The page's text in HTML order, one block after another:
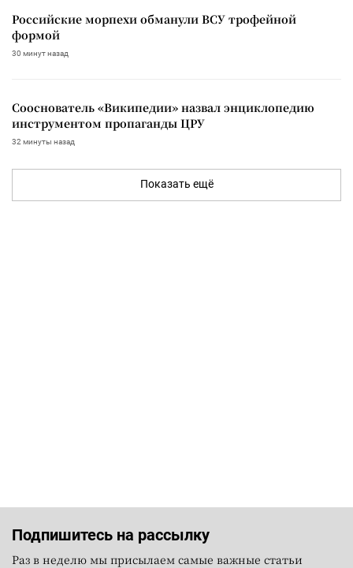
Российские морпехи обманули ВСУ трофейной
формой
30 минут назад
Сооснователь «Википедии» назвал энциклопедию
инструментом пропаганды ЦРУ
32 минуты назад
Показать ещё
Подпишитесь на рассылку
Раз в неделю мы присылаем самые важные статьи